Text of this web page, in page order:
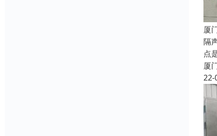
厦
隔
点
厦
22-